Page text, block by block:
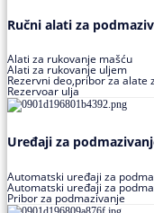
Ručni alati za
Alati za rukovanje mašću
Alati za rukovanje uljem
Rezervni deo,pribor za alate
Rezervoar ulja
Uređaji za
Automatski uređaji za
Automatski uređaji za
Pribor za podmazivanje